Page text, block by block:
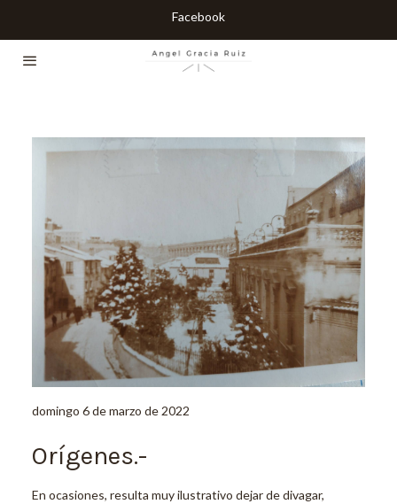
Facebook
domingo 6 de marzo de 2022
Orígenes.-
En ocasiones, resulta muy ilustrativo dejar de divagar,